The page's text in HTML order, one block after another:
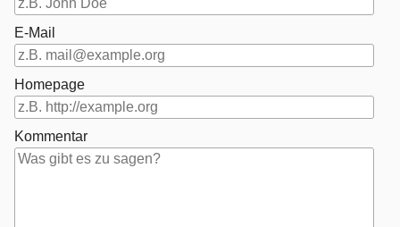
E-Mail
Homepage
Kommentar